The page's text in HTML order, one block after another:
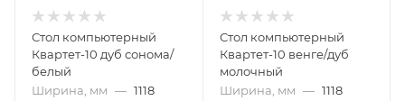
Стол компьютерный
Квартет-10 дуб сонома/
белый
Ширина, мм — 1118
Стол компьютерный
Квартет-10 венге/дуб
молочный
Ширина, мм — 1118